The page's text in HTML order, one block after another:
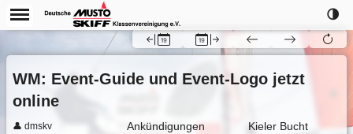
🌗
WM: Event-Guide und Event-Logo jetzt
online
👤 dmskv
Ankündigungen
Kieler Bucht